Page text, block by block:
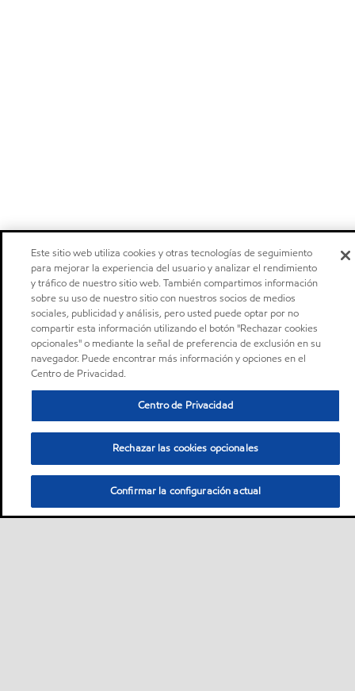
Este sitio web utiliza cookies y otras tecnologías de seguimiento
para mejorar la experiencia del usuario y analizar el rendimiento
y tráfico de nuestro sitio web. También compartimos información
sobre su uso de nuestro sitio con nuestros socios de medios
sociales, publicidad y análisis, pero usted puede optar por no
compartir esta información utilizando el botón "Rechazar cookies
opcionales" o mediante la señal de preferencia de exclusión en su
navegador. Puede encontrar más información y opciones en el
Centro de Privacidad.
Centro de Privacidad
Rechazar las cookies opcionales
Confirmar la configuración actual